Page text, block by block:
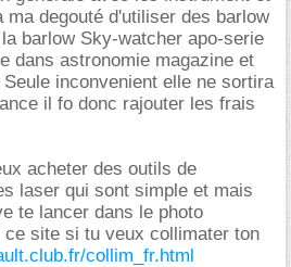
ma degouté d'utiliser des barlow
barlow Sky-watcher apo-serie
dans astronomie magazine et
inconvenient elle ne sortira
il fo donc rajouter les frais
acheter des outils de
laser qui sont simple et mais
te lancer dans le photo
site si tu veux collimater ton
collim_fr.html